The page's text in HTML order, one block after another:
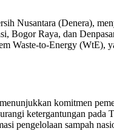
Nusantara (Denera),
Raya, dan
Waste-to-Energy (WtE),
komitmen
ketergantungan pada
pengelolaan sampah